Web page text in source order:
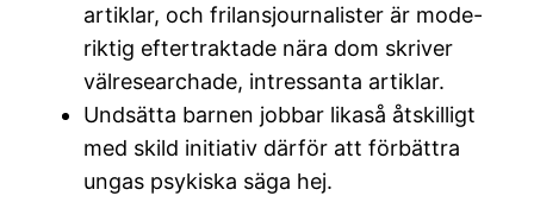
artiklar, och frilansjournalister är mode-
riktig eftertraktade nära dom skriver
välresearchade, intressanta artiklar.
Undsätta barnen jobbar likaså åtskilligt
med skild initiativ därför att förbättra
ungas psykiska säga hej.